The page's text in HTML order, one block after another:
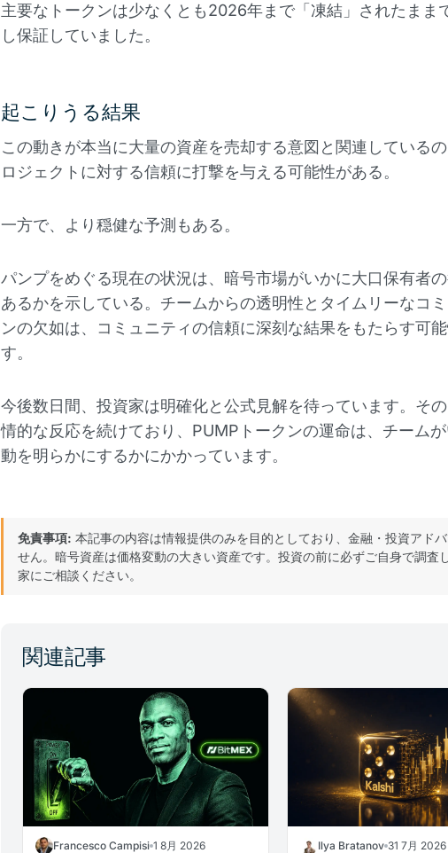
主要なトークンは少なくとも2026年まで「凍結」されたまま
し保証していました。
起こりうる結果
この動きが本当に大量の資産を売却する意図と関連している
ロジェクトに対する信頼に打撃を与える可能性がある。
一方で、より穏健な予測もある。
パンプをめぐる現在の状況は、暗号市場がいかに大口保有者
あるかを示している。チームからの透明性とタイムリーなコ
ンの欠如は、コミュニティの信頼に深刻な結果をもたらす可
す。
今後数日間、投資家は明確化と公式見解を待っています。そ
情的な反応を続けており、PUMPトークンの運命は、チーム
動を明らかにするかにかかっています。
免責事項: 本記事の内容は情報提供のみを目的としており、金融・投資アド
せん。暗号資産は価格変動の大きい資産です。投資の前に必ずご自身で調査
家にご相談ください。
関連記事
Francesco Campisi 1 8月 2026 Ilya Bratanov 31 7月 2026